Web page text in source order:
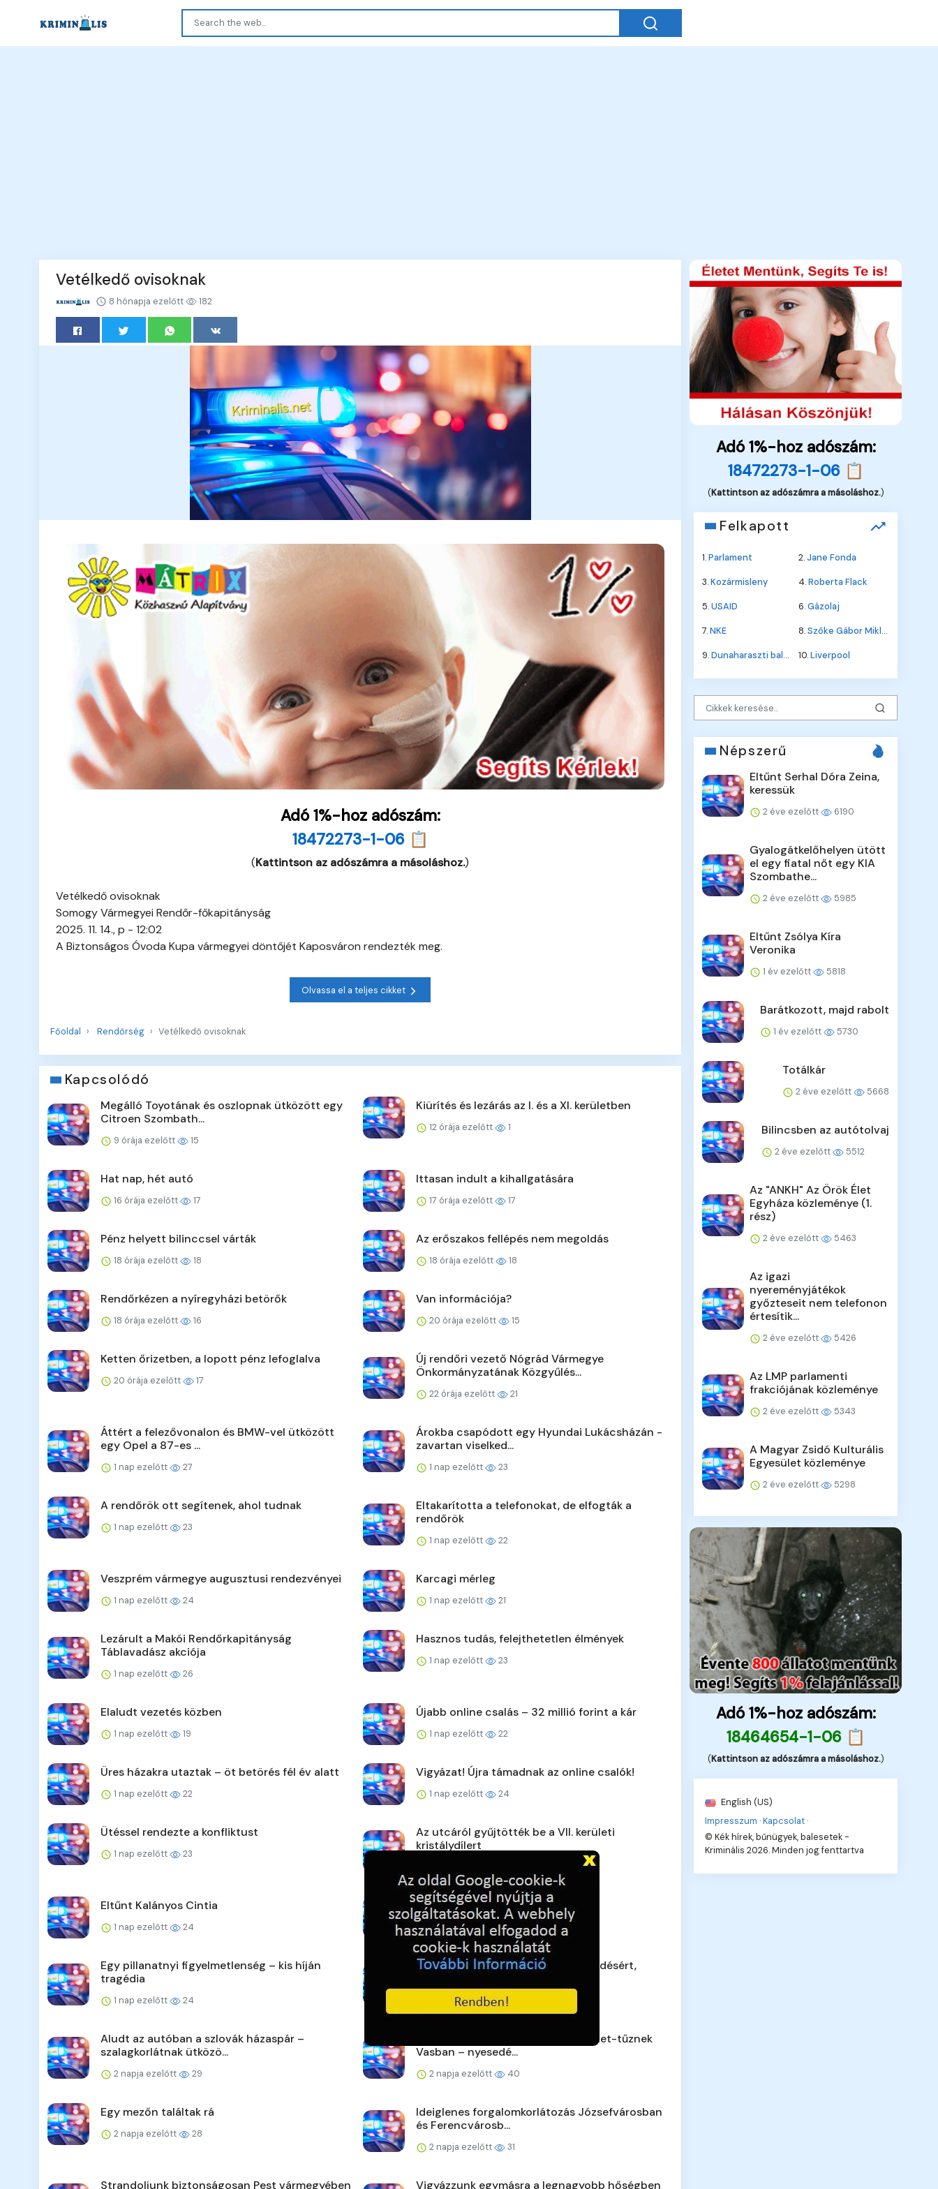
Vetélkedő ovisoknak
8 hónapja ezelőtt 182
Adó 1%-hoz adószám:
18472273-1-06 📋
(Kattintson az adószámra a másoláshoz.)
Vetélkedő ovisoknak
Somogy Vármegyei Rendőr-főkapitányság
2025. 11. 14., p - 12:02
A Biztonságos Óvoda Kupa vármegyei döntőjét Kaposváron rendezték meg.
Olvassa el a teljes cikket
Főoldal Rendőrség Vetélkedő ovisoknak
Kapcsolódó
Megálló Toyotának és oszlopnak ütközött egy
Citroen Szombath...
9 órája ezelőtt 15
Kiürítés és lezárás az I. és a XI. kerületben
12 órája ezelőtt 1
Hat nap, hét autó
16 órája ezelőtt 17
Ittasan indult a kihallgatására
17 órája ezelőtt 17
Pénz helyett bilinccsel várták
18 órája ezelőtt 18
Az erőszakos fellépés nem megoldás
18 órája ezelőtt 18
Rendőrkézen a nyíregyházi betörők
18 órája ezelőtt 16
Van információja?
20 órája ezelőtt 15
Ketten őrizetben, a lopott pénz lefoglalva
20 órája ezelőtt 17
Új rendőri vezető Nógrád Vármegye
Önkormányzatának Közgyűlés...
22 órája ezelőtt 21
Áttért a felezővonalon és BMW-vel ütközött
egy Opel a 87-es ...
1 nap ezelőtt 27
Árokba csapódott egy Hyundai Lukácsházán -
zavartan viselked...
1 nap ezelőtt 23
A rendőrök ott segítenek, ahol tudnak
1 nap ezelőtt 23
Eltakarította a telefonokat, de elfogták a
rendőrök
1 nap ezelőtt 22
Veszprém vármegye augusztusi rendezvényei
1 nap ezelőtt 24
Karcagi mérleg
1 nap ezelőtt 21
Lezárult a Makói Rendőrkapitányság
Táblavadász akciója
1 nap ezelőtt 26
Hasznos tudás, felejthetetlen élmények
1 nap ezelőtt 23
Elaludt vezetés közben
1 nap ezelőtt 19
Újabb online csalás – 32 millió forint a kár
1 nap ezelőtt 22
Üres házakra utaztak – öt betörés fél év alatt
1 nap ezelőtt 22
Vigyázat! Újra támadnak az online csalók!
1 nap ezelőtt 24
Ütéssel rendezte a konfliktust
1 nap ezelőtt 23
Az utcáról gyűjtötték be a VII. kerületi
kristálydílert
Eltűnt Kalányos Cintia
1 nap ezelőtt 24
Két hivatás egy küldetés
1 nap ezelőtt 23
Egy pillanatnyi figyelmetlenség – kis híján
tragédia
1 nap ezelőtt 24
Ellenőrzések a biztonságos közlekedésért,
1 nap ezelőtt 25
Aludt az autóban a szlovák házaspár –
szalagkorlátnak ütközö...
2 napja ezelőtt 29
Halálos áldozata van az aljnövényzet-tűznek
Vasban – nyesedé...
2 napja ezelőtt 40
Egy mezőn találtak rá
2 napja ezelőtt 28
Ideiglenes forgalomkorlátozás Józsefvárosban
és Ferencvárosb...
2 napja ezelőtt 31
Strandoljunk biztonságosan Pest vármegyében
Vigyázzunk egymásra a legnagyobb hőségben
Adó 1%-hoz adószám:
18472273-1-06 📋
(Kattintson az adószámra a másoláshoz.)
Felkapott
1.Parlament 2.Jane Fonda
3.Kozármisleny 4.Roberta Flack
5.USAID 6.Gázolaj
7.NKE 8.Szőke Gábor Miklós
9.Dunaharaszti baleset 10.Liverpool
Népszerű
Eltűnt Serhal Dóra Zeina,
keressük
2 éve ezelőtt 6190
Gyalogátkelőhelyen ütött
el egy fiatal nőt egy KIA
Szombathe...
2 éve ezelőtt 5985
Eltűnt Zsólya Kíra
Veronika
1 év ezelőtt 5818
Barátkozott, majd rabolt
1 év ezelőtt 5730
Totálkár
2 éve ezelőtt 5668
Bilincsben az autótolvaj
2 éve ezelőtt 5512
Az "ANKH" Az Örök Élet
Egyháza közleménye (1.
rész)
2 éve ezelőtt 5463
Az igazi
nyereményjátékok
győzteseit nem telefonon
értesítik...
2 éve ezelőtt 5426
Az LMP parlamenti
frakciójának közleménye
2 éve ezelőtt 5343
A Magyar Zsidó Kulturális
Egyesület közleménye
2 éve ezelőtt 5298
Adó 1%-hoz adószám:
18464654-1-06 📋
(Kattintson az adószámra a másoláshoz.)
English (US)
Impresszum ·Kapcsolat ·
© Kék hírek, bűnügyek, balesetek -
Kriminális 2026. Minden jog fenttartva